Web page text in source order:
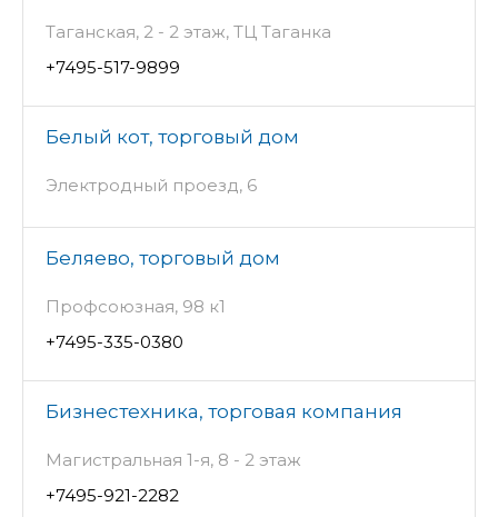
Таганская, 2 - 2 этаж, ТЦ Таганка
+7495-517-9899
Белый кот, торговый дом
Электродный проезд, 6
Беляево, торговый дом
Профсоюзная, 98 к1
+7495-335-0380
Бизнестехника, торговая компания
Магистральная 1-я, 8 - 2 этаж
+7495-921-2282